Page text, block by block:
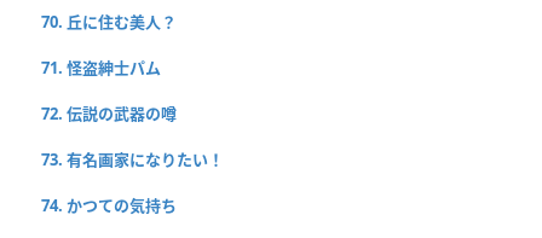
70. 丘に住む美人？
71. 怪盗紳士パム
72. 伝説の武器の噂
73. 有名画家になりたい！
74. かつての気持ち